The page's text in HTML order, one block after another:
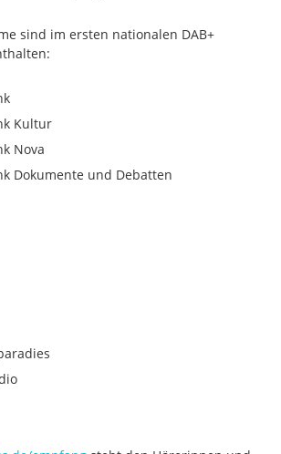
sind im ersten nationalen DAB+
Kultur
Nova
Dokumente und Debatten